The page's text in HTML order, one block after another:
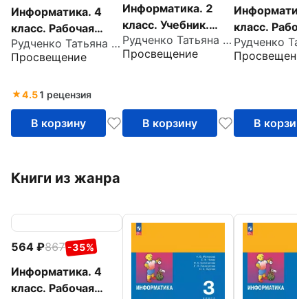
Информатика. 4
класс. Рабочая
тетрадь. ФГОС
Рудченко Татьяна Александровна
Просвещение
4.51 рецензия
В корзину
Информатика. 2
класс. Учебник.
ФГОС
Рудченко Татьяна Александровна
Просвещение
В корзину
класс.
тетрадь.
В корзину
Книги из жанра
564 867 -35%
Информатика. 4
класс. Рабочая